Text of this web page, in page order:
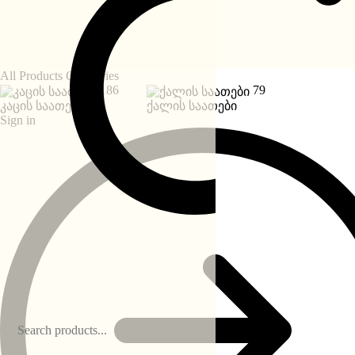
All Products Categories
186
კაცის საათები
79
ქალის საათები
Sign in